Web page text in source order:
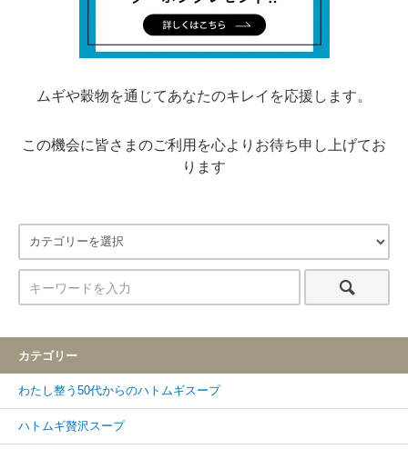
ムギや穀物を通じてあなたのキレイを応援します。
この機会に皆さまのご利用を心よりお待ち申し上げてお
ります
カテゴリー
わたし整う50代からのハトムギスープ
ハトムギ贅沢スープ